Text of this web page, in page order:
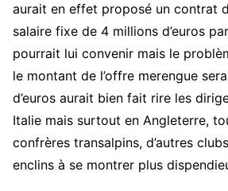
aurait en effet proposé un contrat
salaire fixe de 4 millions d’euros
pourrait lui convenir mais le
le montant de l’offre merengue
d’euros aurait bien fait rire les
Italie mais surtout en Angleterre,
confrères transalpins, d’autres
enclins à se montrer plus